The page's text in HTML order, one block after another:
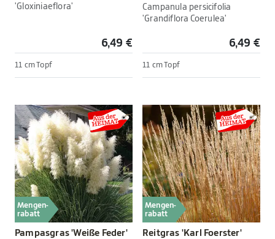
'Gloxiniaeflora'
6,49 €
11 cm Topf
Campanula persicifolia
'Grandiflora Coerulea'
6,49 €
11 cm Topf
Mengen-
rabatt
Pampasgras 'Weiße Feder'
Mengen-
rabatt
Reitgras 'Karl Foerster'